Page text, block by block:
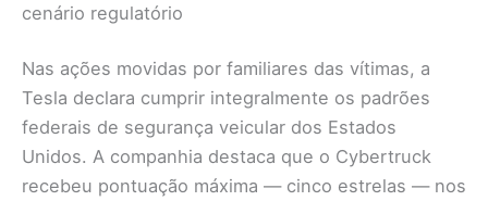
cenário regulatório
Nas ações movidas por familiares das vítimas, a
Tesla declara cumprir integralmente os padrões
federais de segurança veicular dos Estados
Unidos. A companhia destaca que o Cybertruck
recebeu pontuação máxima — cinco estrelas — nos